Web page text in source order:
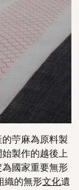
苧麻為原料製
製作的越後上
國家重要無形
織的無形文化遺